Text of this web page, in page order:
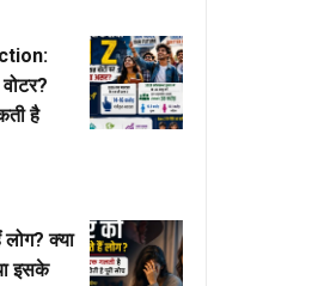
है
लोग? क्या
इसके